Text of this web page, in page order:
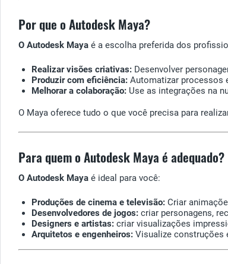
Por que o Autodesk Maya?
O Autodesk Maya é a escolha preferida dos
Realizar visões criativas: Desenvolver
Produzir com eficiência: Automatizar processos
Melhorar a colaboração: Use as integrações na
O Maya oferece tudo o que você precisa para
Para quem o Autodesk Maya é adequado?
O Autodesk Maya é ideal para você:
Produções de cinema e televisão: Criar
Desenvolvedores de jogos: criar personagens,
Designers e artistas: criar visualizações
Arquitetos e engenheiros: Visualize construções